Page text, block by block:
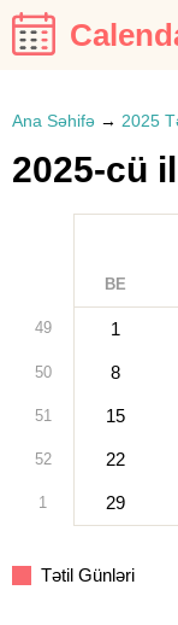
Ana Səhifə → 2025
2025-cü
BE
49 1
50 8
51 15
52 22
1 29
Tətil Günləri